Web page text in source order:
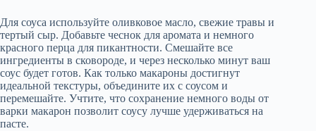
Для соуса используйте оливковое масло, свежие травы и
тертый сыр. Добавьте чеснок для аромата и немного
красного перца для пикантности. Смешайте все
ингредиенты в сковороде, и через несколько минут ваш
соус будет готов. Как только макароны достигнут
идеальной текстуры, объедините их с соусом и
перемешайте. Учтите, что сохранение немного воды от
варки макарон позволит соусу лучше удерживаться на
пасте.